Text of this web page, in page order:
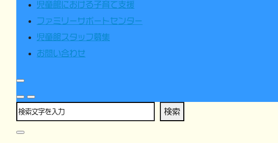
児童館における子育て支援
ファミリーサポートセンター
児童館スタッフ募集
お問い合わせ
検索